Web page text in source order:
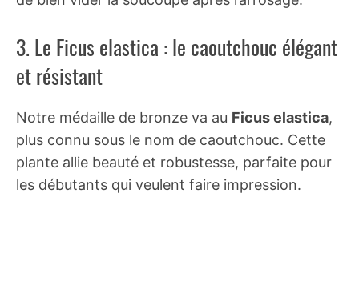
3. Le Ficus elastica : le caoutchouc élégant
et résistant
Notre médaille de bronze va au Ficus elastica,
plus connu sous le nom de caoutchouc. Cette
plante allie beauté et robustesse, parfaite pour
les débutants qui veulent faire impression.